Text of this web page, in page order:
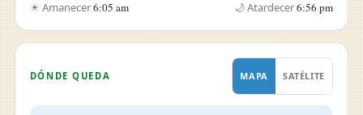
☀ Amanecer6:05 am 🌙 Atardecer6:56 pm
DÓNDE QUEDA MAPA SATÉLITE